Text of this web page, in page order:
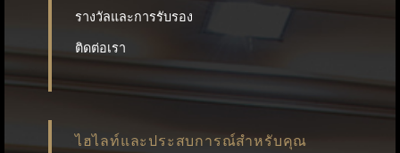
รางวัลและการรับรอง
ติดต่อเรา
ไฮไลท์และประสบการณ์สำหรับคุณ